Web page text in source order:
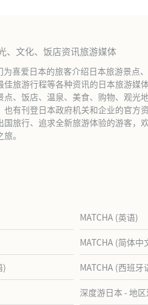
、文化、饭店资讯旅游媒体
为喜爱日本的旅客介绍日本旅游景点
佳旅游行程等各种资讯的日本旅游媒
点、饭店、温泉、美食、购物、观光
也有刊登日本政府机关和企业的官方
旅行、追求全新旅游体验的游客，
。
MATCHA (英语)
MATCHA (简体中
) MATCHA (西班牙
深度游日本 - 地